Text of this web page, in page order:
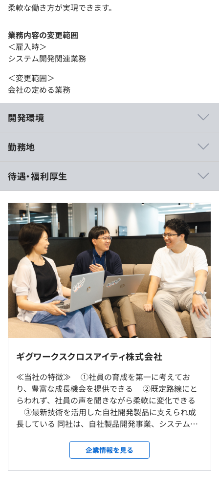
柔軟な働き方が実現できます。
業務内容の変更範囲
＜雇入時＞
システム開発関連業務
＜変更範囲＞
会社の定める業務
開発環境
①社員の育成を第一に考えており、豊富な成長機会を提
供できる
②既定路線にとらわれず、社員の声を聞きながら柔軟に
変化できる
③最新技術を活用した自社開発製品に支えられ成長して
いる
①量販店向けPOS開発 プロジェクト人数：3名 開発期
間：9ヶ月
②スマホレジ開発支援 プロジェクト人数：6名 開発期
間：6ヶ月
③人材マッチングシステム(Webシステム) プロジェクト
人数：15名 開発期間：13ヶ月
④電子申請システム(Webっステム) プロジェクト人数：
【教育制度】
・資格取得援助・資格取得手当など
・ヒューマンスキルアップのための研修
（ロジカルシンキング、タイムマネジメント、コミュニ
ケーション能力など）
勤務地
就業場所の変更範囲
＜雇入時＞
東京本社、および自宅
＜変更範囲＞
会社の定める場所（テレワークを行う場所を含む）
受動喫煙防止措置に関する事項
受動喫煙対策：屋内全面禁煙
待遇・福利厚生
（※想定年収は年収提示額を保証するものではありません）
フレックスタイム制（コアタイムなし／1日の標準労働時
間：8時間）
※フレキシブルタイム／7：00〜22：00
※9：00〜18：00の時間帯に勤務している社員が中心で
休憩時間：60分
平均残業時間：平均20時間程度／月
＜年間休日125日以上（特別休暇含む）＞
・完全週休二日制（土日）
・祝日
・夏季休暇（7月〜9月の間で3日間）
・年末年始休暇（12/29～1/3が休暇）
・有給休暇（入社半年後より年10日）
ギグワークスクロスアイティ株式会社
≪当社の特徴≫ ①社員の育成を第一に考えてお
り、豊富な成長機会を提供できる ②既定路線にと
らわれず、社員の声を聞きながら柔軟に変化できる
③最新技術を活用した自社開発製品に支えられ成
長している 同社は、自社製品開発事業、システム開
年から積み重ねてきた信頼と実績の下、お客様の事
業発展に関わる多くのプロジェクト実績にあります。
今後の方向性としても、自社製品開発を中心に、AI
企業情報を見る